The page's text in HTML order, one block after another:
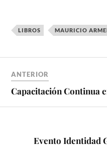
LIBROS MAURICIO
ANTERIOR
Capacitación Continua
Evento Identidad